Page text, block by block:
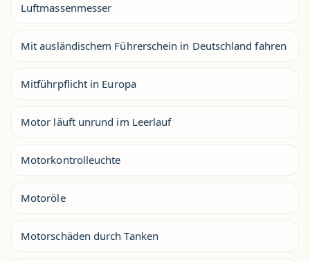
Luftmassenmesser
Mit ausländischem Führerschein in Deutschland fahren
Mitführpflicht in Europa
Motor läuft unrund im Leerlauf
Motorkontrolleuchte
Motoröle
Motorschäden durch Tanken